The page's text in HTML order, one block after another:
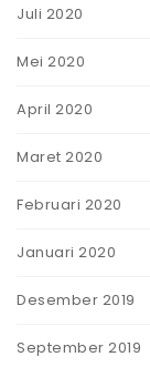
Juli 2020
Mei 2020
April 2020
Maret 2020
Februari 2020
Januari 2020
Desember 2019
September 2019